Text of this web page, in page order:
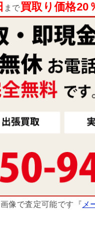
まで買取り価格20
像で査定可能です『 メ